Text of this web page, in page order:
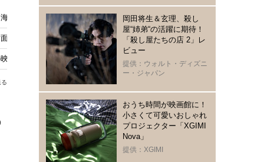
よりもまだ深く』地上波初放送
デート」状態？
画祭でグランプリ！「とても暖かなご褒美」
岡田将生＆玄理、殺し
屋“姉弟“の活躍に期待！
「殺し屋たちの店 2」レ
ビュー
提供：ウォルト・ディズニ
ー・ジャパン
おうち時間が映画館に！
小さくて可愛いおしゃれ
プロジェクター「XGIMI
Nova」
提供：XGIMI